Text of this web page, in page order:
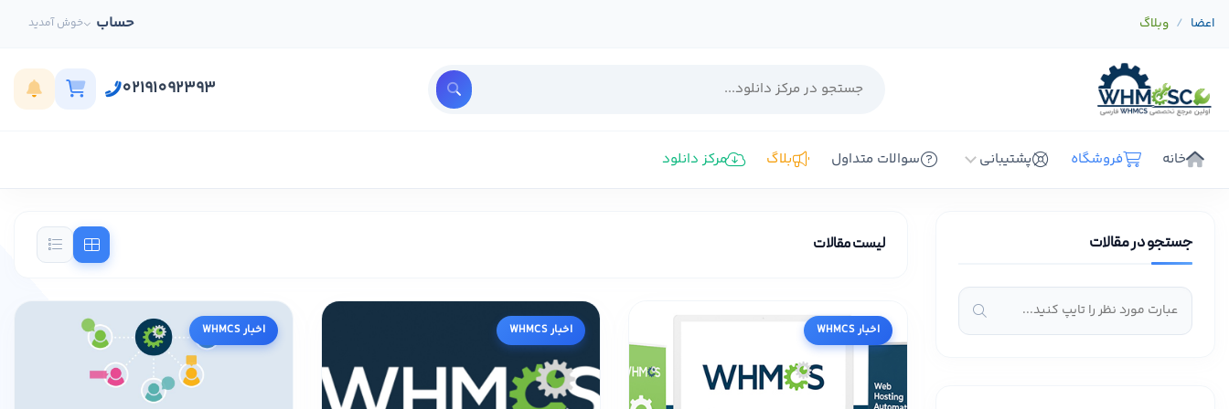
اعضا وبلاگ حساب خوش آمدید
02191092393
خانه فروشگاه پشتیبانی سوالات متداول بلاگ مرکز دانلود
جستجو در مقالات لیست مقالات
اخبار WHMCS اخبار WHMCS اخبار WHMCS